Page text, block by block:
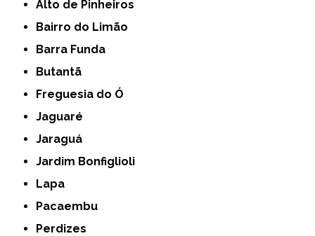
Alto de Pinheiros
Bairro do Limão
Barra Funda
Butantã
Freguesia do Ó
Jaguaré
Jaraguá
Jardim Bonfiglioli
Lapa
Pacaembu
Perdizes